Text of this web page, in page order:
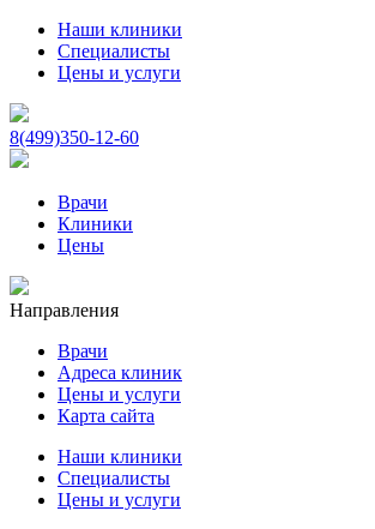
Наши клиники
Специалисты
Цены и услуги
8(499)350-12-60
Врачи
Клиники
Цены
Направления
Врачи
Адреса клиник
Цены и услуги
Карта сайта
Наши клиники
Специалисты
Цены и услуги